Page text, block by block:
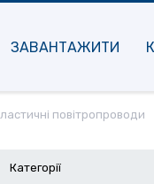
ЗАВАНТАЖИТИ
повітропроводи
Категорії